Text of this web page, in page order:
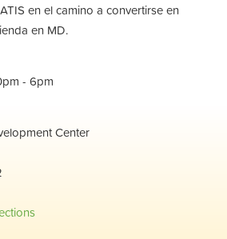
en el camino a convertirse en
en MD.
- 6pm
Center